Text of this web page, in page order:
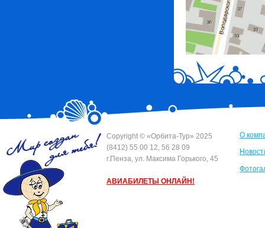
Сopyright © «Орбита-Тур» 2025
(8412) 55 00 12, 56 28 09
г.Пенза, ул. Максима Горького, 45
АВИАБИЛЕТЫ ОНЛАЙН!
О